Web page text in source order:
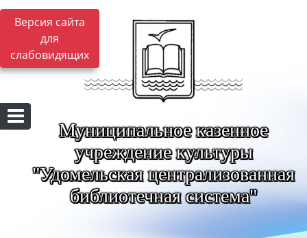
Версия сайта
для
слабовидящих
Муниципальное казенное
учреждение культуры
"Удомельская централизованная
библиотечная система"